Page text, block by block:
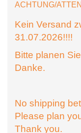
ACHTUNG/
Kein Versand
31.07.2026!!!!
Bitte planen
Danke.
No shipping
Please plan
Thank you.